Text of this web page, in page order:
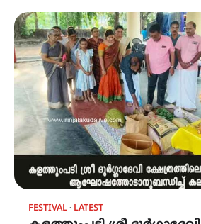
FESTIVAL LATEST